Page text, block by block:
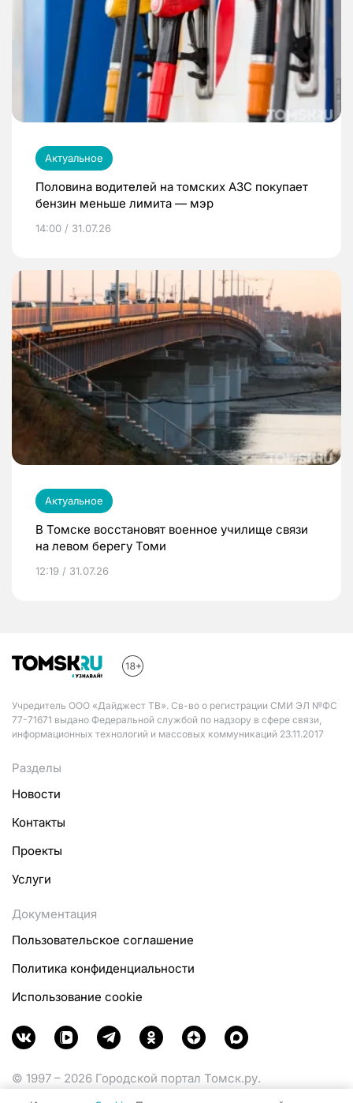
Актуальное
Половина водителей на томских АЗС покупает
бензин меньше лимита — мэр
14:00 / 31.07.26
Актуальное
В Томске восстановят военное училище связи
на левом берегу Томи
12:19 / 31.07.26
Учредитель ООО «Дайджест ТВ». Св-во о регистрации СМИ ЭЛ №ФС
77-71671 выдано Федеральной службой по надзору в сфере связи,
информационных технологий и массовых коммуникаций 23.11.2017
Разделы
Новости
Контакты
Проекты
Услуги
Документация
Пользовательское соглашение
Политика конфиденциальности
Использование cookie
© 1997 – 2026 Городской портал Томск.ру.